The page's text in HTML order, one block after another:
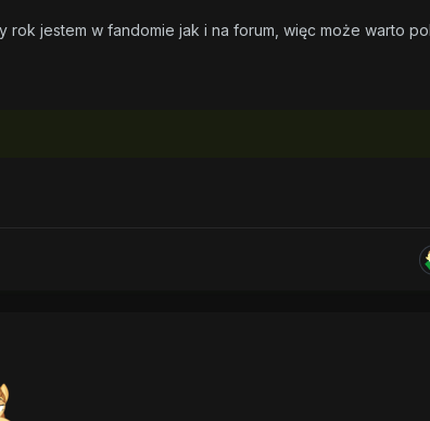
rok jestem w fandomie jak i na forum, więc może warto